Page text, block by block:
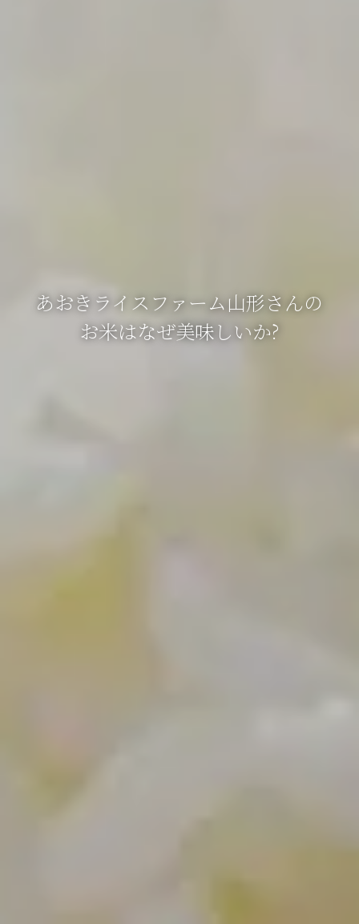
あおきライスファーム山形さんの
お米はなぜ美味しいか?